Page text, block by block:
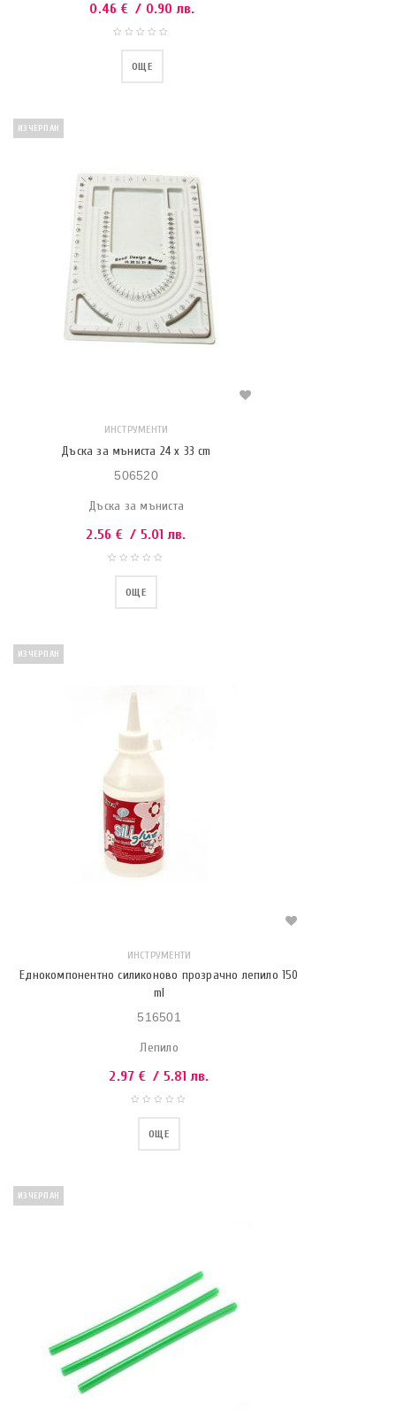
0.46 € / 0.90 лв.
ОЩЕ
ИЗЧЕРПАН
ИНСТРУМЕНТИ
Дъска за мъниста 24 x 33 cm
506520
Дъска за мъниста
2.56 € / 5.01 лв.
ОЩЕ
ИЗЧЕРПАН
ИНСТРУМЕНТИ
Еднокомпонентно силиконово прозрачно лепило 150
ml
516501
Лепило
2.97 € / 5.81 лв.
ОЩЕ
ИЗЧЕРПАН